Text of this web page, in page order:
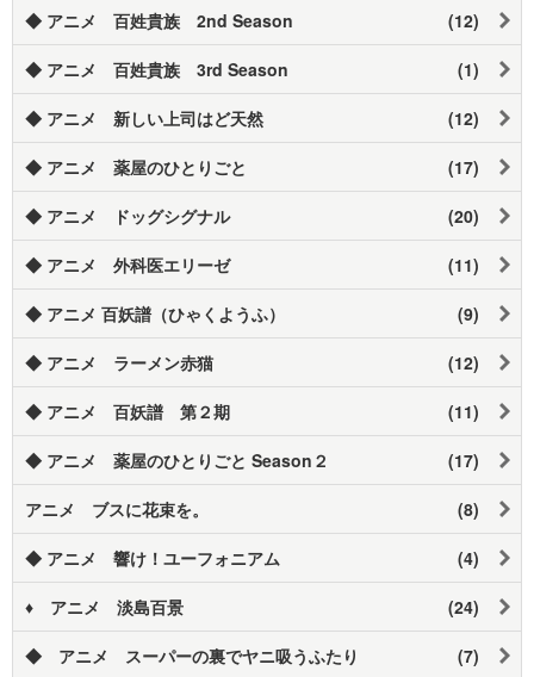
◆ アニメ 百姓貴族 2nd Season (12)
◆ アニメ 百姓貴族 3rd Season (1)
◆ アニメ 新しい上司はど天然 (12)
◆ アニメ 薬屋のひとりごと (17)
◆ アニメ ドッグシグナル (20)
◆ アニメ 外科医エリーゼ (11)
◆ アニメ 百妖譜（ひゃくようふ） (9)
◆ アニメ ラーメン赤猫 (12)
◆ アニメ 百妖譜 第２期 (11)
◆ アニメ 薬屋のひとりごと Season２ (17)
アニメ ブスに花束を。 (8)
◆ アニメ 響け！ユーフォニアム (4)
♦ アニメ 淡島百景 (24)
◆ アニメ スーパーの裏でヤニ吸うふたり (7)